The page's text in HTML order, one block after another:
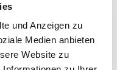
und Anzeigen zu
Medien anbieten
Website zu